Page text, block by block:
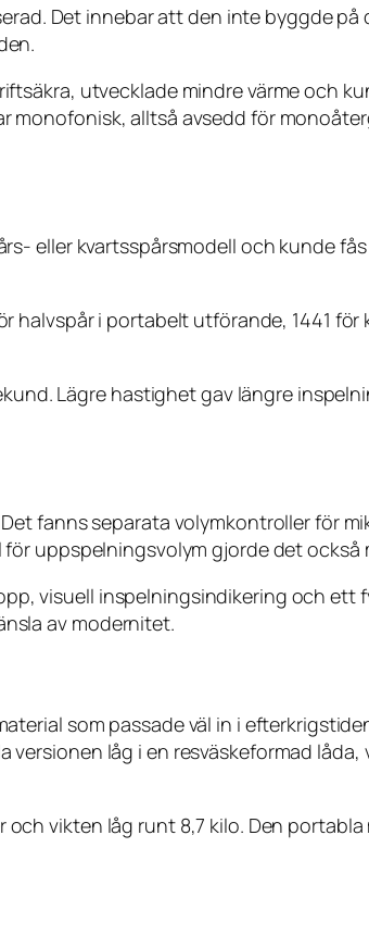
Det innebar att den inte byggde
utvecklade mindre värme och
monofonisk, alltså avsedd för
eller kvartsspårsmodell och kunde
halvspår i portabelt utförande, 1441
Lägre hastighet gav längre
fanns separata volymkontroller för
uppspelningsvolym gjorde det
visuell inspelningsindikering och ett
av modernitet.
som passade väl in i
versionen låg i en resväskeformad
vikten låg runt 8,7 kilo. Den